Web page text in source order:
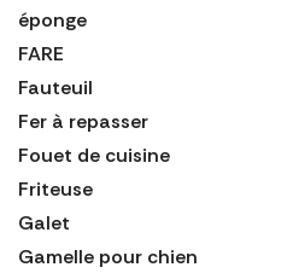
éponge
FARE
Fauteuil
Fer à repasser
Fouet de cuisine
Friteuse
Galet
Gamelle pour chien